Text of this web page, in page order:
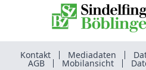
Kontakt Mediadaten
AGB Mobilansicht